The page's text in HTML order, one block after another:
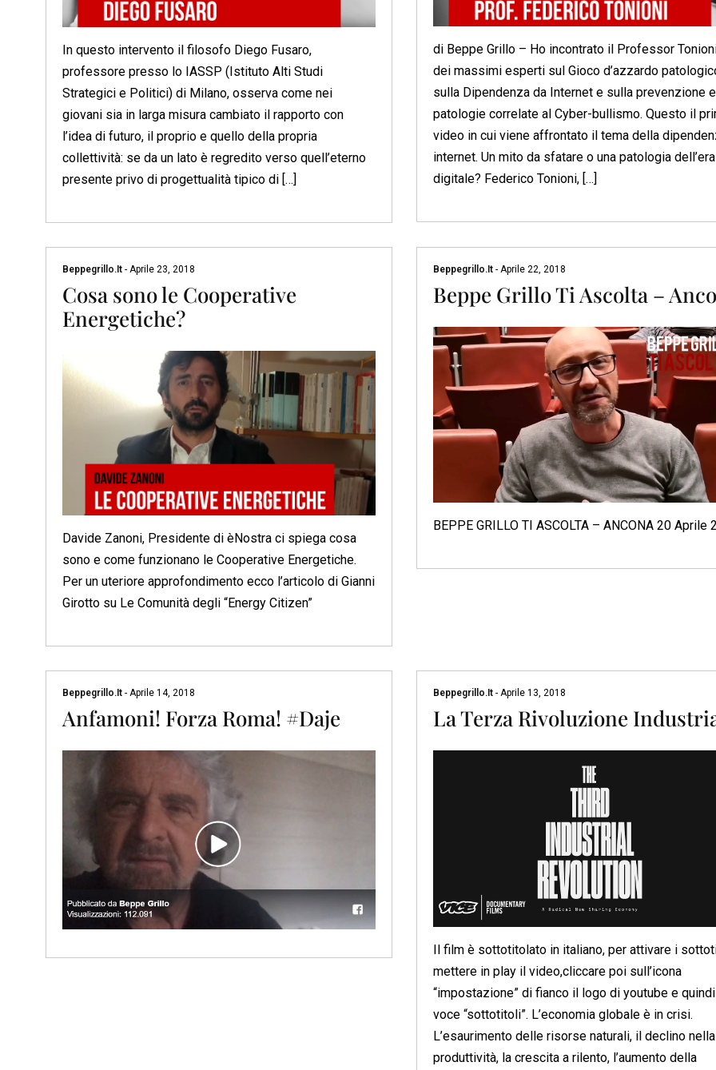
In questo intervento il filosofo Diego Fusaro,
professore presso lo IASSP (Istituto Alti Studi
Strategici e Politici) di Milano, osserva come nei
giovani sia in larga misura cambiato il rapporto con
l’idea di futuro, il proprio e quello della propria
collettività: se da un lato è regredito verso quell’eterno
presente privo di progettualità tipico di […]
di Beppe Grillo – Ho incontrato il Professor
dei massimi esperti sul Gioco d’azzardo
sulla Dipendenza da Internet e sulla prevenzione
patologie correlate al Cyber-bullismo. Questo il
video in cui viene affrontato il tema della
internet. Un mito da sfatare o una patologia dell’era
digitale? Federico Tonioni, […]
Beppegrillo.it - Aprile 23, 2018
Cosa sono le Cooperative
Energetiche?
Davide Zanoni, Presidente di èNostra ci spiega cosa
sono e come funzionano le Cooperative Energetiche.
Per un uteriore approfondimento ecco l’articolo di Gianni
Girotto su Le Comunità degli “Energy Citizen”
Beppegrillo.it -Aprile 22, 2018
Beppe Grillo Ti Ascolta –
BEPPE GRILLO TI ASCOLTA – ANCONA 20 Aprile
Beppegrillo.it - Aprile 14, 2018
Anfamoni! Forza Roma! #Daje
Beppegrillo.it -Aprile 13, 2018
La Terza Rivoluzione
Il film è sottotitolato in italiano, per attivare i
mettere in play il video,cliccare poi sull’icona
“impostazione” di fianco il logo di youtube e
voce “sottotitoli”. L’economia globale è in crisi.
L’esaurimento delle risorse naturali, il declino nella
produttività, la crescita a rilento, l’aumento della